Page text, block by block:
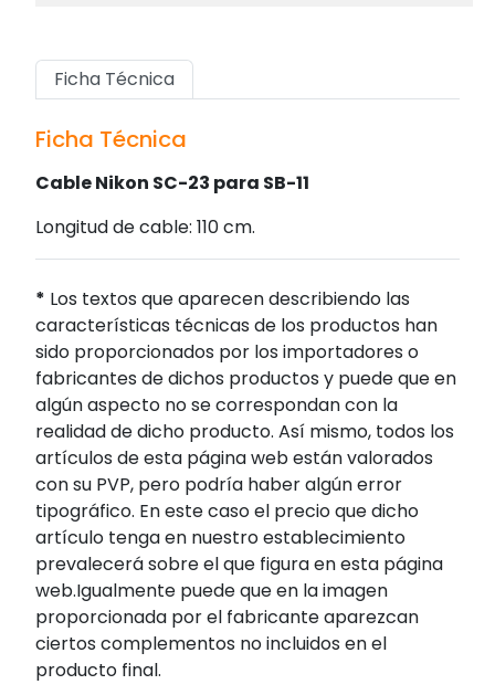
Ficha Técnica
Ficha Técnica
Cable Nikon SC-23 para SB-11
Longitud de cable: 110 cm.
* Los textos que aparecen describiendo las
características técnicas de los productos han
sido proporcionados por los importadores o
fabricantes de dichos productos y puede que en
algún aspecto no se correspondan con la
realidad de dicho producto. Así mismo, todos los
artículos de esta página web están valorados
con su PVP, pero podría haber algún error
tipográfico. En este caso el precio que dicho
artículo tenga en nuestro establecimiento
prevalecerá sobre el que figura en esta página
web.Igualmente puede que en la imagen
proporcionada por el fabricante aparezcan
ciertos complementos no incluidos en el
producto final.